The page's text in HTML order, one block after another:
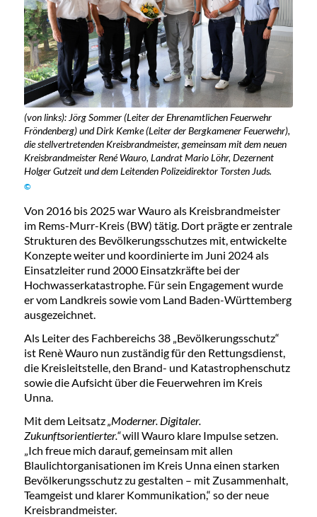
(von links): Jörg Sommer (Leiter der Ehrenamtlichen Feuerwehr
Fröndenberg) und Dirk Kemke (Leiter der Bergkamener Feuerwehr),
die stellvertretenden Kreisbrandmeister, gemeinsam mit dem neuen
Kreisbrandmeister René Wauro, Landrat Mario Löhr, Dezernent
Holger Gutzeit und dem Leitenden Polizeidirektor Torsten Juds.
©
Von 2016 bis 2025 war Wauro als Kreisbrandmeister
im Rems-Murr-Kreis (BW) tätig. Dort prägte er zentrale
Strukturen des Bevölkerungsschutzes mit, entwickelte
Konzepte weiter und koordinierte im Juni 2024 als
Einsatzleiter rund 2000 Einsatzkräfte bei der
Hochwasserkatastrophe. Für sein Engagement wurde
er vom Landkreis sowie vom Land Baden-Württemberg
ausgezeichnet.
Als Leiter des Fachbereichs 38 „Bevölkerungsschutz“
ist Renè Wauro nun zuständig für den Rettungsdienst,
die Kreisleitstelle, den Brand- und Katastrophenschutz
sowie die Aufsicht über die Feuerwehren im Kreis
Unna.
Mit dem Leitsatz „Moderner. Digitaler.
Zukunftsorientierter.“will Wauro klare Impulse setzen.
„Ich freue mich darauf, gemeinsam mit allen
Blaulichtorganisationen im Kreis Unna einen starken
Bevölkerungsschutz zu gestalten – mit Zusammenhalt,
Teamgeist und klarer Kommunikation,“ so der neue
Kreisbrandmeister.